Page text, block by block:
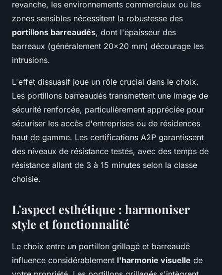
revanche, les environnements commerciaux ou les
zones sensibles nécessitent la robustesse des
portillons barreaudés, dont l'épaisseur des
barreaux (généralement 20x20 mm) décourage les
intrusions.
L'effet dissuasif joue un rôle crucial dans le choix.
Les portillons barreaudés transmettent une image de
sécurité renforcée, particulièrement appréciée pour
sécuriser les accès d'entreprises ou de résidences
haut de gamme. Les certifications A2P garantissent
des niveaux de résistance testés, avec des temps de
résistance allant de 3 à 15 minutes selon la classe
choisie.
L'aspect esthétique : harmoniser
style et fonctionnalité
Le choix entre un portillon grillagé et barreaudé
influence considérablement l'harmonie visuelle de